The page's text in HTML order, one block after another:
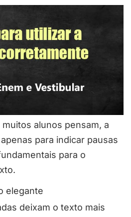
alunos pensam, a
para indicar pausas
para o
elegante
deixam o texto mais